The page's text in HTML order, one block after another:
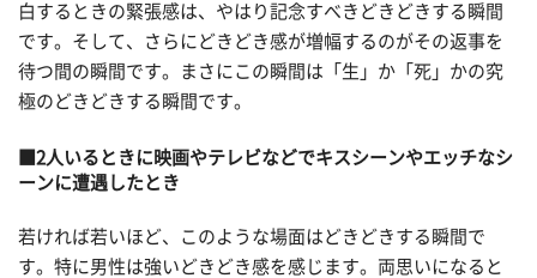
白するときの緊張感は、やはり記念すべきどきどきする瞬間
です。そして、さらにどきどき感が増幅するのがその返事を
待つ間の瞬間です。まさにこの瞬間は「生」か「死」かの究
極のどきどきする瞬間です。
■2人いるときに映画やテレビなどでキスシーンやエッチなシ
ーンに遭遇したとき
若ければ若いほど、このような場面はどきどきする瞬間で
す。特に男性は強いどきどき感を感じます。両思いになると